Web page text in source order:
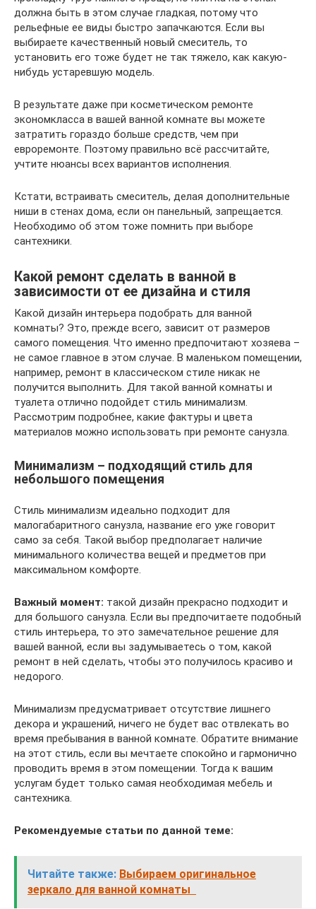
должна быть в этом случае гладкая, потому что
рельефные ее виды быстро запачкаются. Если вы
выбираете качественный новый смеситель, то
установить его тоже будет не так тяжело, как какую-
нибудь устаревшую модель.
В результате даже при косметическом ремонте
экономкласса в вашей ванной комнате вы можете
затратить гораздо больше средств, чем при
евроремонте. Поэтому правильно всё рассчитайте,
учтите нюансы всех вариантов исполнения.
Кстати, встраивать смеситель, делая дополнительные
ниши в стенах дома, если он панельный, запрещается.
Необходимо об этом тоже помнить при выборе
сантехники.
Какой ремонт сделать в ванной в
зависимости от ее дизайна и стиля
Какой дизайн интерьера подобрать для ванной
комнаты? Это, прежде всего, зависит от размеров
самого помещения. Что именно предпочитают хозяева –
не самое главное в этом случае. В маленьком помещении,
например, ремонт в классическом стиле никак не
получится выполнить. Для такой ванной комнаты и
туалета отлично подойдет стиль минимализм.
Рассмотрим подробнее, какие фактуры и цвета
материалов можно использовать при ремонте санузла.
Минимализм – подходящий стиль для
небольшого помещения
Стиль минимализм идеально подходит для
малогабаритного санузла, название его уже говорит
само за себя. Такой выбор предполагает наличие
минимального количества вещей и предметов при
максимальном комфорте.
Важный момент: такой дизайн прекрасно подходит и
для большого санузла. Если вы предпочитаете подобный
стиль интерьера, то это замечательное решение для
вашей ванной, если вы задумываетесь о том, какой
ремонт в ней сделать, чтобы это получилось красиво и
недорого.
Минимализм предусматривает отсутствие лишнего
декора и украшений, ничего не будет вас отвлекать во
время пребывания в ванной комнате. Обратите внимание
на этот стиль, если вы мечтаете спокойно и гармонично
проводить время в этом помещении. Тогда к вашим
услугам будет только самая необходимая мебель и
сантехника.
Рекомендуемые статьи по данной теме:
Читайте также: Выбираем оригинальное
зеркало для ванной комнаты